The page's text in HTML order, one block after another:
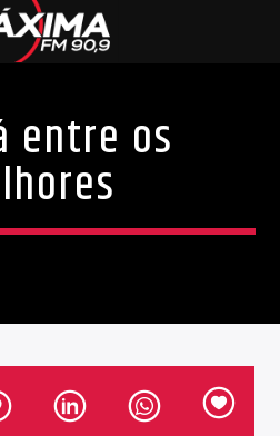
entre os